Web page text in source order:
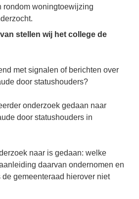
rondom woningtoewijzing
stellen wij het college de
met signalen of berichten over
door statushouders?
onderzoek gedaan naar
door statushouders in
naar is gedaan: welke
daarvan ondernomen en
gemeenteraad hierover niet